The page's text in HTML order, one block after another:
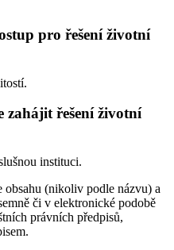
pro řešení životní
zahájit řešení životní
instituci.
obsahu (nikoliv podle názvu) a
či v elektronické podobě
právních předpisů,